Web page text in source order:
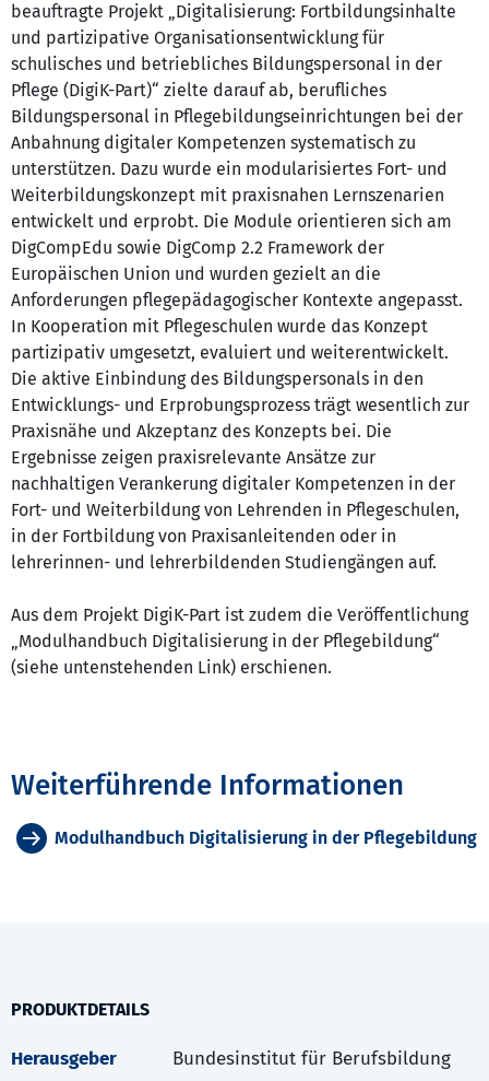
beauftragte Projekt „Digitalisierung: Fortbildungsinhalte
und partizipative Organisationsentwicklung für
schulisches und betriebliches Bildungspersonal in der
Pflege (DigiK-Part)“ zielte darauf ab, berufliches
Bildungspersonal in Pflegebildungseinrichtungen bei der
Anbahnung digitaler Kompetenzen systematisch zu
unterstützen. Dazu wurde ein modularisiertes Fort- und
Weiterbildungskonzept mit praxisnahen Lernszenarien
entwickelt und erprobt. Die Module orientieren sich am
DigCompEdu sowie DigComp 2.2 Framework der
Europäischen Union und wurden gezielt an die
Anforderungen pflegepädagogischer Kontexte angepasst.
In Kooperation mit Pflegeschulen wurde das Konzept
partizipativ umgesetzt, evaluiert und weiterentwickelt.
Die aktive Einbindung des Bildungspersonals in den
Entwicklungs- und Erprobungsprozess trägt wesentlich zur
Praxisnähe und Akzeptanz des Konzepts bei. Die
Ergebnisse zeigen praxisrelevante Ansätze zur
nachhaltigen Verankerung digitaler Kompetenzen in der
Fort- und Weiterbildung von Lehrenden in Pflegeschulen,
in der Fortbildung von Praxisanleitenden oder in
lehrerinnen- und lehrerbildenden Studiengängen auf.
Aus dem Projekt DigiK-Part ist zudem die Veröffentlichung
„Modulhandbuch Digitalisierung in der Pflegebildung“
(siehe untenstehenden Link) erschienen.
Weiterführende Informationen
Modulhandbuch Digitalisierung in der Pflegebildung
PRODUKTDETAILS
Herausgeber
Bundesinstitut für Berufsbildung